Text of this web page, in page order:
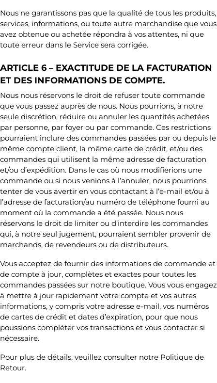
Nous ne garantissons pas que la qualité de tous les produits,
services, informations, ou toute autre marchandise que vous
avez obtenue ou achetée répondra à vos attentes, ni que
toute erreur dans le Service sera corrigée.
ARTICLE 6 – EXACTITUDE DE LA FACTURATION
ET DES INFORMATIONS DE COMPTE.
Nous nous réservons le droit de refuser toute commande
que vous passez auprès de nous. Nous pourrions, à notre
seule discrétion, réduire ou annuler les quantités achetées
par personne, par foyer ou par commande. Ces restrictions
pourraient inclure des commandes passées par ou depuis le
même compte client, la même carte de crédit, et/ou des
commandes qui utilisent la même adresse de facturation
et/ou d’expédition. Dans le cas où nous modifierions une
commande ou si nous venions à l’annuler, nous pourrions
tenter de vous avertir en vous contactant à l’e-mail et/ou à
l’adresse de facturation/au numéro de téléphone fourni au
moment où la commande a été passée. Nous nous
réservons le droit de limiter ou d’interdire les commandes
qui, à notre seul jugement, pourraient sembler provenir de
marchands, de revendeurs ou de distributeurs.
Vous acceptez de fournir des informations de commande et
de compte à jour, complètes et exactes pour toutes les
commandes passées sur notre boutique. Vous vous engagez
à mettre à jour rapidement votre compte et vos autres
informations, y compris votre adresse e-mail, vos numéros
de cartes de crédit et dates d’expiration, pour que nous
poussions compléter vos transactions et vous contacter si
nécessaire.
Pour plus de détails, veuillez consulter notre Politique de
Retour.